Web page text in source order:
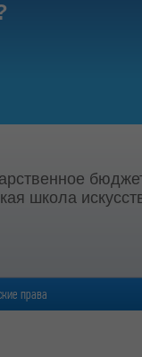
школа
права